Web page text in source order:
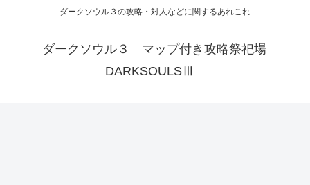
ダークソウル３の攻略・対人などに関するあれこれ
ダークソウル３ マップ付き攻略祭祀場
DARKSOULSⅢ